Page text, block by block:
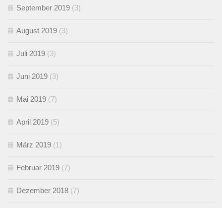
September 2019 (3)
August 2019 (3)
Juli 2019 (3)
Juni 2019 (3)
Mai 2019 (7)
April 2019 (5)
März 2019 (1)
Februar 2019 (7)
Dezember 2018 (7)